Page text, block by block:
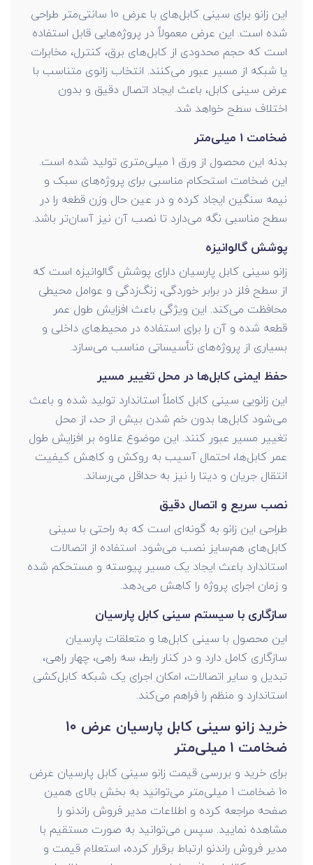
این زانو برای سینی کابل‌های با عرض 10 سانتی‌متر طراحی
شده است. این عرض معمولاً در پروژه‌هایی قابل استفاده
است که حجم محدودی از کابل‌های برق، کنترل، مخابرات
یا شبکه از مسیر عبور می‌کنند. انتخاب زانوی متناسب با
عرض سینی کابل، باعث ایجاد اتصال دقیق و بدون
اختلاف سطح خواهد شد.
ضخامت 1 میلی‌متر
بدنه این محصول از ورق 1 میلی‌متری تولید شده است.
این ضخامت استحکام مناسبی برای پروژه‌های سبک و
نیمه سنگین ایجاد کرده و در عین حال وزن قطعه را در
سطح مناسبی نگه می‌دارد تا نصب آن نیز آسان‌تر باشد.
پوشش گالوانیزه
زانو سینی کابل پارسیان دارای پوشش گالوانیزه است که
از سطح فلز در برابر خوردگی، زنگ‌زدگی و عوامل محیطی
محافظت می‌کند. این ویژگی باعث افزایش طول عمر
قطعه شده و آن را برای استفاده در محیط‌های داخلی و
بسیاری از پروژه‌های تأسیساتی مناسب می‌سازد.
حفظ ایمنی کابل‌ها در محل تغییر مسیر
این زانویی سینی کابل کاملاً استاندارد تولید شده و باعث
می‌شود کابل‌ها بدون خم شدن بیش از حد، از محل
تغییر مسیر عبور کنند. این موضوع علاوه بر افزایش طول
عمر کابل‌ها، احتمال آسیب به روکش و کاهش کیفیت
انتقال جریان و دیتا را نیز به حداقل می‌رساند.
نصب سریع و اتصال دقیق
طراحی این زانو به گونه‌ای است که به راحتی با سینی
کابل‌های هم‌سایز نصب می‌شود. استفاده از اتصالات
استاندارد باعث ایجاد یک مسیر پیوسته و مستحکم شده
و زمان اجرای پروژه را کاهش می‌دهد.
سازگاری با سیستم سینی کابل پارسیان
این محصول با سینی کابل‌ها و متعلقات پارسیان
سازگاری کامل دارد و در کنار رابط، سه راهی، چهار راهی،
تبدیل و سایر اتصالات، امکان اجرای یک شبکه کابل‌کشی
استاندارد و منظم را فراهم می‌کند.
خرید زانو سینی کابل پارسیان عرض 10
ضخامت 1 میلی‌متر
برای خرید و بررسی قیمت زانو سینی کابل پارسیان عرض
10 ضخامت 1 میلی‌متر می‌توانید به بخش بالای همین
صفحه مراجعه کرده و اطلاعات مدیر فروش راندنو را
مشاهده نمایید. سپس می‌توانید به صورت مستقیم با
مدیر فروش راندنو ارتباط برقرار کرده، استعلام قیمت و